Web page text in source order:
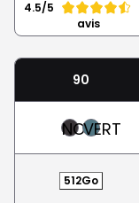
4.5/5
avis
90
NOIRVERT
512Go